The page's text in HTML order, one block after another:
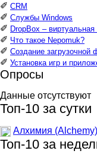
✐ CRM
✐ Службы Windows
✐ DropBox –
✐ Что такое Nepomuk?
✐ Создание загрузочной
✐ Установка игр и
Опросы
Данные отсутствуют
Топ-10 за сутки
Алхимия (Alchemy)
Топ-10 за